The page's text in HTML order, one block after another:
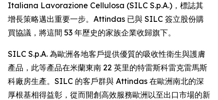
Italiana Lavorazione Cellulosa (SILC S.p.A.)，標誌其
增長策略邁出重要一步。Attindas 已與 SILC 簽立股份購
買協議，將這間 53 年歷史的家族企業收歸旗下。
SILC S.p.A. 為歐洲各地客戶提供優質的吸收性衛生與護膚
產品，此等產品在米蘭東南 22 英里的特雷斯科雷克雷馬斯
科廠房生產。SILC 的客戶群與 Attindas 在歐洲南北的深
厚根基相得益彰，從而開創高效服務歐洲以至出口市場的新